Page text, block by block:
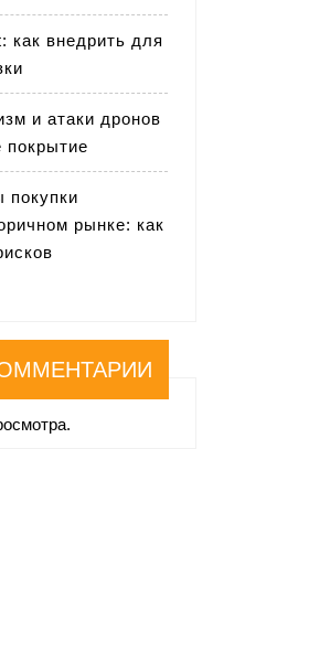
как внедрить для
и атаки дронов
покрытие
покупки
рынке: как